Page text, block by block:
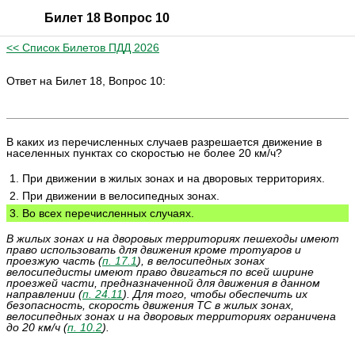
Билет 18 Вопрос 10
<< Список Билетов ПДД 2026
Ответ на Билет 18, Вопрос 10:
В каких из перечисленных случаев разрешается движение в
населенных пунктах со скоростью не более 20 км/ч?
1. При движении в жилых зонах и на дворовых территориях.
2. При движении в велосипедных зонах.
3. Во всех перечисленных случаях.
В жилых зонах и на дворовых территориях пешеходы имеют
право использовать для движения кроме тротуаров и
проезжую часть (п. 17.1), в велосипедных зонах
велосипедисты имеют право двигаться по всей ширине
проезжей части, предназначенной для движения в данном
направлении (п. 24.11). Для того, чтобы обеспечить их
безопасность, скорость движения ТС в жилых зонах,
велосипедных зонах и на дворовых территориях ограничена
до 20 км/ч (п. 10.2).